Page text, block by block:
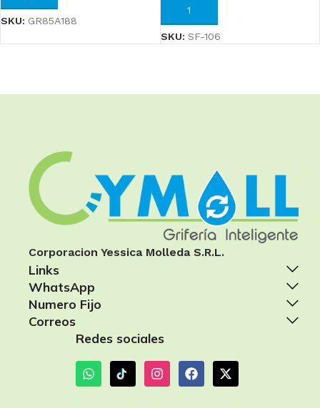
SKU: GR85A188
AÑADIR AL CARRITO
SKU: SF-106
Corporacion Yessica Molleda S.R.L.
Links
WhatsApp
Numero Fijo
Correos
Redes sociales